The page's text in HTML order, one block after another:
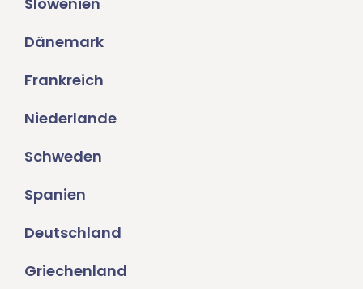
Dänemark
Frankreich
Niederlande
Schweden
Spanien
Deutschland
Griechenland